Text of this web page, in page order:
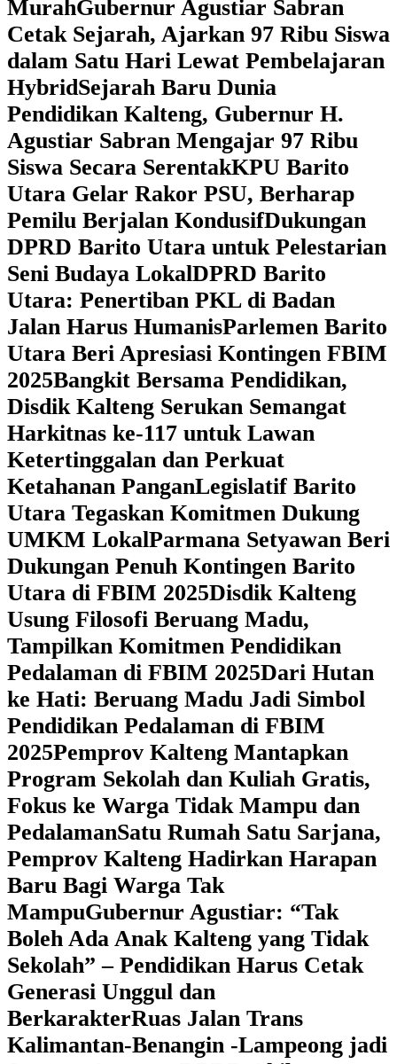
MurahGubernur Agustiar Sabran
Cetak Sejarah, Ajarkan 97 Ribu Siswa
dalam Satu Hari Lewat Pembelajaran
HybridSejarah Baru Dunia
Pendidikan Kalteng, Gubernur H.
Agustiar Sabran Mengajar 97 Ribu
Siswa Secara SerentakKPU Barito
Utara Gelar Rakor PSU, Berharap
Pemilu Berjalan KondusifDukungan
DPRD Barito Utara untuk Pelestarian
Seni Budaya LokalDPRD Barito
Utara: Penertiban PKL di Badan
Jalan Harus HumanisParlemen Barito
Utara Beri Apresiasi Kontingen FBIM
2025‎Bangkit Bersama Pendidikan,
Disdik Kalteng Serukan Semangat
Harkitnas ke-117 untuk Lawan
Ketertinggalan dan Perkuat
Ketahanan PanganLegislatif Barito
Utara Tegaskan Komitmen Dukung
UMKM LokalParmana Setyawan Beri
Dukungan Penuh Kontingen Barito
Utara di FBIM 2025Disdik Kalteng
Usung Filosofi Beruang Madu,
Tampilkan Komitmen Pendidikan
Pedalaman di FBIM 2025‎Dari Hutan
ke Hati: Beruang Madu Jadi Simbol
Pendidikan Pedalaman di FBIM
2025‎Pemprov Kalteng Mantapkan
Program Sekolah dan Kuliah Gratis,
Fokus ke Warga Tidak Mampu dan
Pedalaman‎Satu Rumah Satu Sarjana,
Pemprov Kalteng Hadirkan Harapan
Baru Bagi Warga Tak
Mampu‎Gubernur Agustiar: “Tak
Boleh Ada Anak Kalteng yang Tidak
Sekolah” – Pendidikan Harus Cetak
Generasi Unggul dan
BerkarakterRuas Jalan Trans
Kalimantan-Benangin -Lampeong jadi